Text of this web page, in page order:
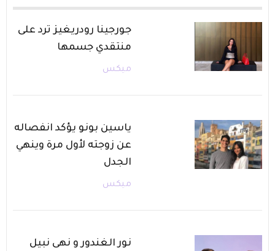
جورجينا رودريغيز ترد على
منتقدي جسمها
ميكس
ياسين بونو يؤكد انفصاله
عن زوجته لأول مرة وينهي
الجدل
ميكس
نور الغندور و نهى نبيل